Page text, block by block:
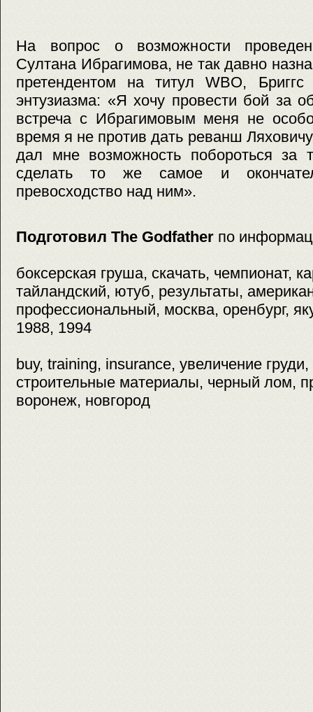
На вопрос о возможности
Султана Ибрагимова, не так давно
претендентом на титул WBO, Бриггс
энтузиазма: «Я хочу провести бой за
встреча с Ибрагимовым меня не
время я не против дать реванш
дал мне возможность побороться за
сделать то же самое и
превосходство над ним».
Подготовил The Godfather по
боксерская груша, скачать, чемпионат,
тайландский, ютуб, результаты,
профессиональный, москва, оренбург,
1988, 1994
buy, training, insurance, увеличение
строительные материалы, черный лом,
воронеж, новгород